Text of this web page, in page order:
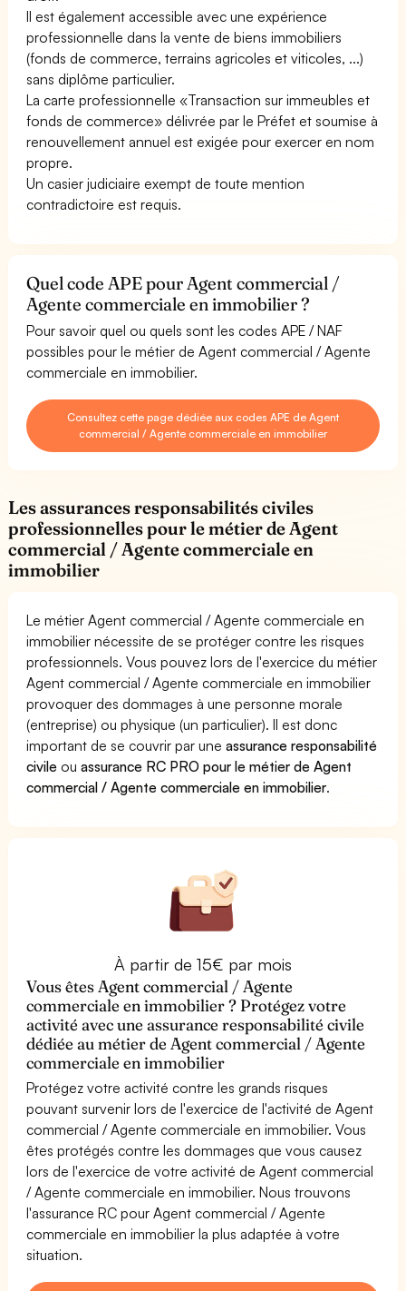
Il est également accessible avec une expérience
professionnelle dans la vente de biens immobiliers
(fonds de commerce, terrains agricoles et viticoles, ...)
sans diplôme particulier.
La carte professionnelle «Transaction sur immeubles et
fonds de commerce» délivrée par le Préfet et soumise à
renouvellement annuel est exigée pour exercer en nom
propre.
Un casier judiciaire exempt de toute mention
contradictoire est requis.
Quel code APE pour Agent commercial /
Agente commerciale en immobilier ?
Pour savoir quel ou quels sont les codes APE / NAF
possibles pour le métier de Agent commercial / Agente
commerciale en immobilier.
Consultez cette page dédiée aux codes APE de Agent
commercial / Agente commerciale en immobilier
Les assurances responsabilités civiles
professionnelles pour le métier de Agent
commercial / Agente commerciale en
immobilier
Le métier Agent commercial / Agente commerciale en
immobilier nécessite de se protéger contre les risques
professionnels. Vous pouvez lors de l'exercice du métier
Agent commercial / Agente commerciale en immobilier
provoquer des dommages à une personne morale
(entreprise) ou physique (un particulier). Il est donc
important de se couvrir par uneassurance responsabilité
civile ouassurance RC PRO pour le métier de Agent
commercial / Agente commerciale en immobilier.
À partir de 15€ par mois
Vous êtes Agent commercial / Agente
commerciale en immobilier ? Protégez votre
activité avec une assurance responsabilité civile
dédiée au métier de Agent commercial / Agente
commerciale en immobilier
Protégez votre activité contre les grands risques
pouvant survenir lors de l'exercice de l'activité de Agent
commercial / Agente commerciale en immobilier. Vous
êtes protégés contre les dommages que vous causez
lors de l'exercice de votre activité de Agent commercial
/ Agente commerciale en immobilier. Nous trouvons
l'assurance RC pour Agent commercial / Agente
commerciale en immobilier la plus adaptée à votre
situation.